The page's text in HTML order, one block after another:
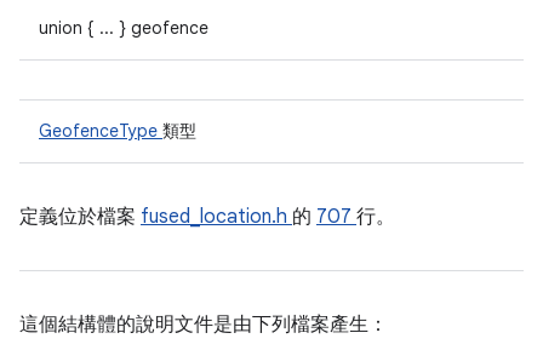
union { ... } geofence
GeofenceType 類型
定義位於檔案 fused_location.h 的 707 行。
這個結構體的說明文件是由下列檔案產生：